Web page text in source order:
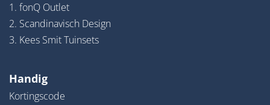
1. fonQ Outlet
2. Scandinavisch Design
3. Kees Smit Tuinsets
Handig
Kortingscode